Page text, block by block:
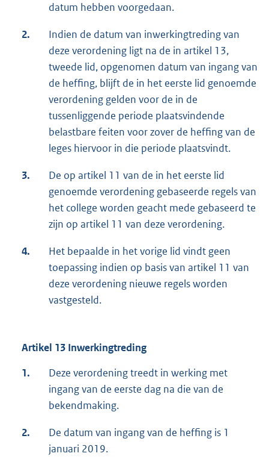
datum hebben voorgedaan.
2.
Indien de datum van inwerkingtreding van
deze verordening ligt na de in artikel 13,
tweede lid, opgenomen datum van ingang van
de heffing, blijft de in het eerste lid genoemde
verordening gelden voor de in de
tussenliggende periode plaatsvindende
belastbare feiten voor zover de heffing van de
leges hiervoor in die periode plaatsvindt.
3.
De op artikel 11 van de in het eerste lid
genoemde verordening gebaseerde regels van
het college worden geacht mede gebaseerd te
zijn op artikel 11 van deze verordening.
4.
Het bepaalde in het vorige lid vindt geen
toepassing indien op basis van artikel 11 van
deze verordening nieuwe regels worden
vastgesteld.
Artikel 13 Inwerkingtreding
1.
Deze verordening treedt in werking met
ingang van de eerste dag na die van de
bekendmaking.
2.
De datum van ingang van de heffing is 1
januari 2019.